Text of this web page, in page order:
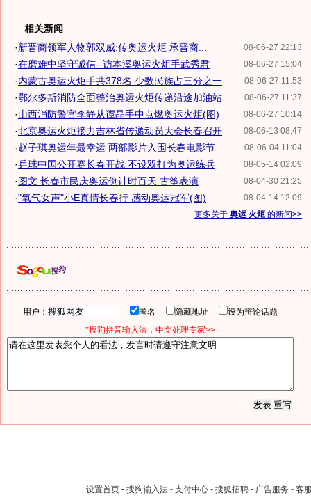
相关新闻
08-06-27 22:13
·新晋商领军人物郭双威:传奥运火炬 承晋商...
08-06-27 15:04
·在磨难中坚守诚信--访本溪奥运火炬手武秀君
08-06-27 11:53
·内蒙古奥运火炬手共378名 少数民族占三分之一
08-06-27 11:37
·鄂尔多斯消防全面整治奥运火炬传递沿途加油站
08-06-27 10:14
·山西消防警官李静从谭晶手中点燃奥运火炬(图)
08-06-13 08:47
·北京奥运火炬接力吉林省传递动员大会长春召开
08-06-04 11:04
·赵子琪奥运年最幸运 两部影片入围长春电影节
08-05-14 02:09
·乒球中国公开赛长春开战 不设双打为奥运练兵
08-04-30 21:25
·图文:长春市民庆奥运倒计时百天 古筝表演
08-04-14 12:09
·"氧气女声"小E真情长春行 感动奥运冠军(图)
更多关于 奥运 火炬 的新闻>>
用户： 匿名 隐藏地址
设为辩论话题
*搜狗拼音输入法，中文处理专家>>
设置首页 - 搜狗输入法 - 支付中心 - 搜狐招聘 - 广告服务 - 客